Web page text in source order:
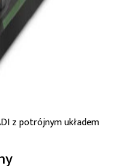
z potrójnym układem